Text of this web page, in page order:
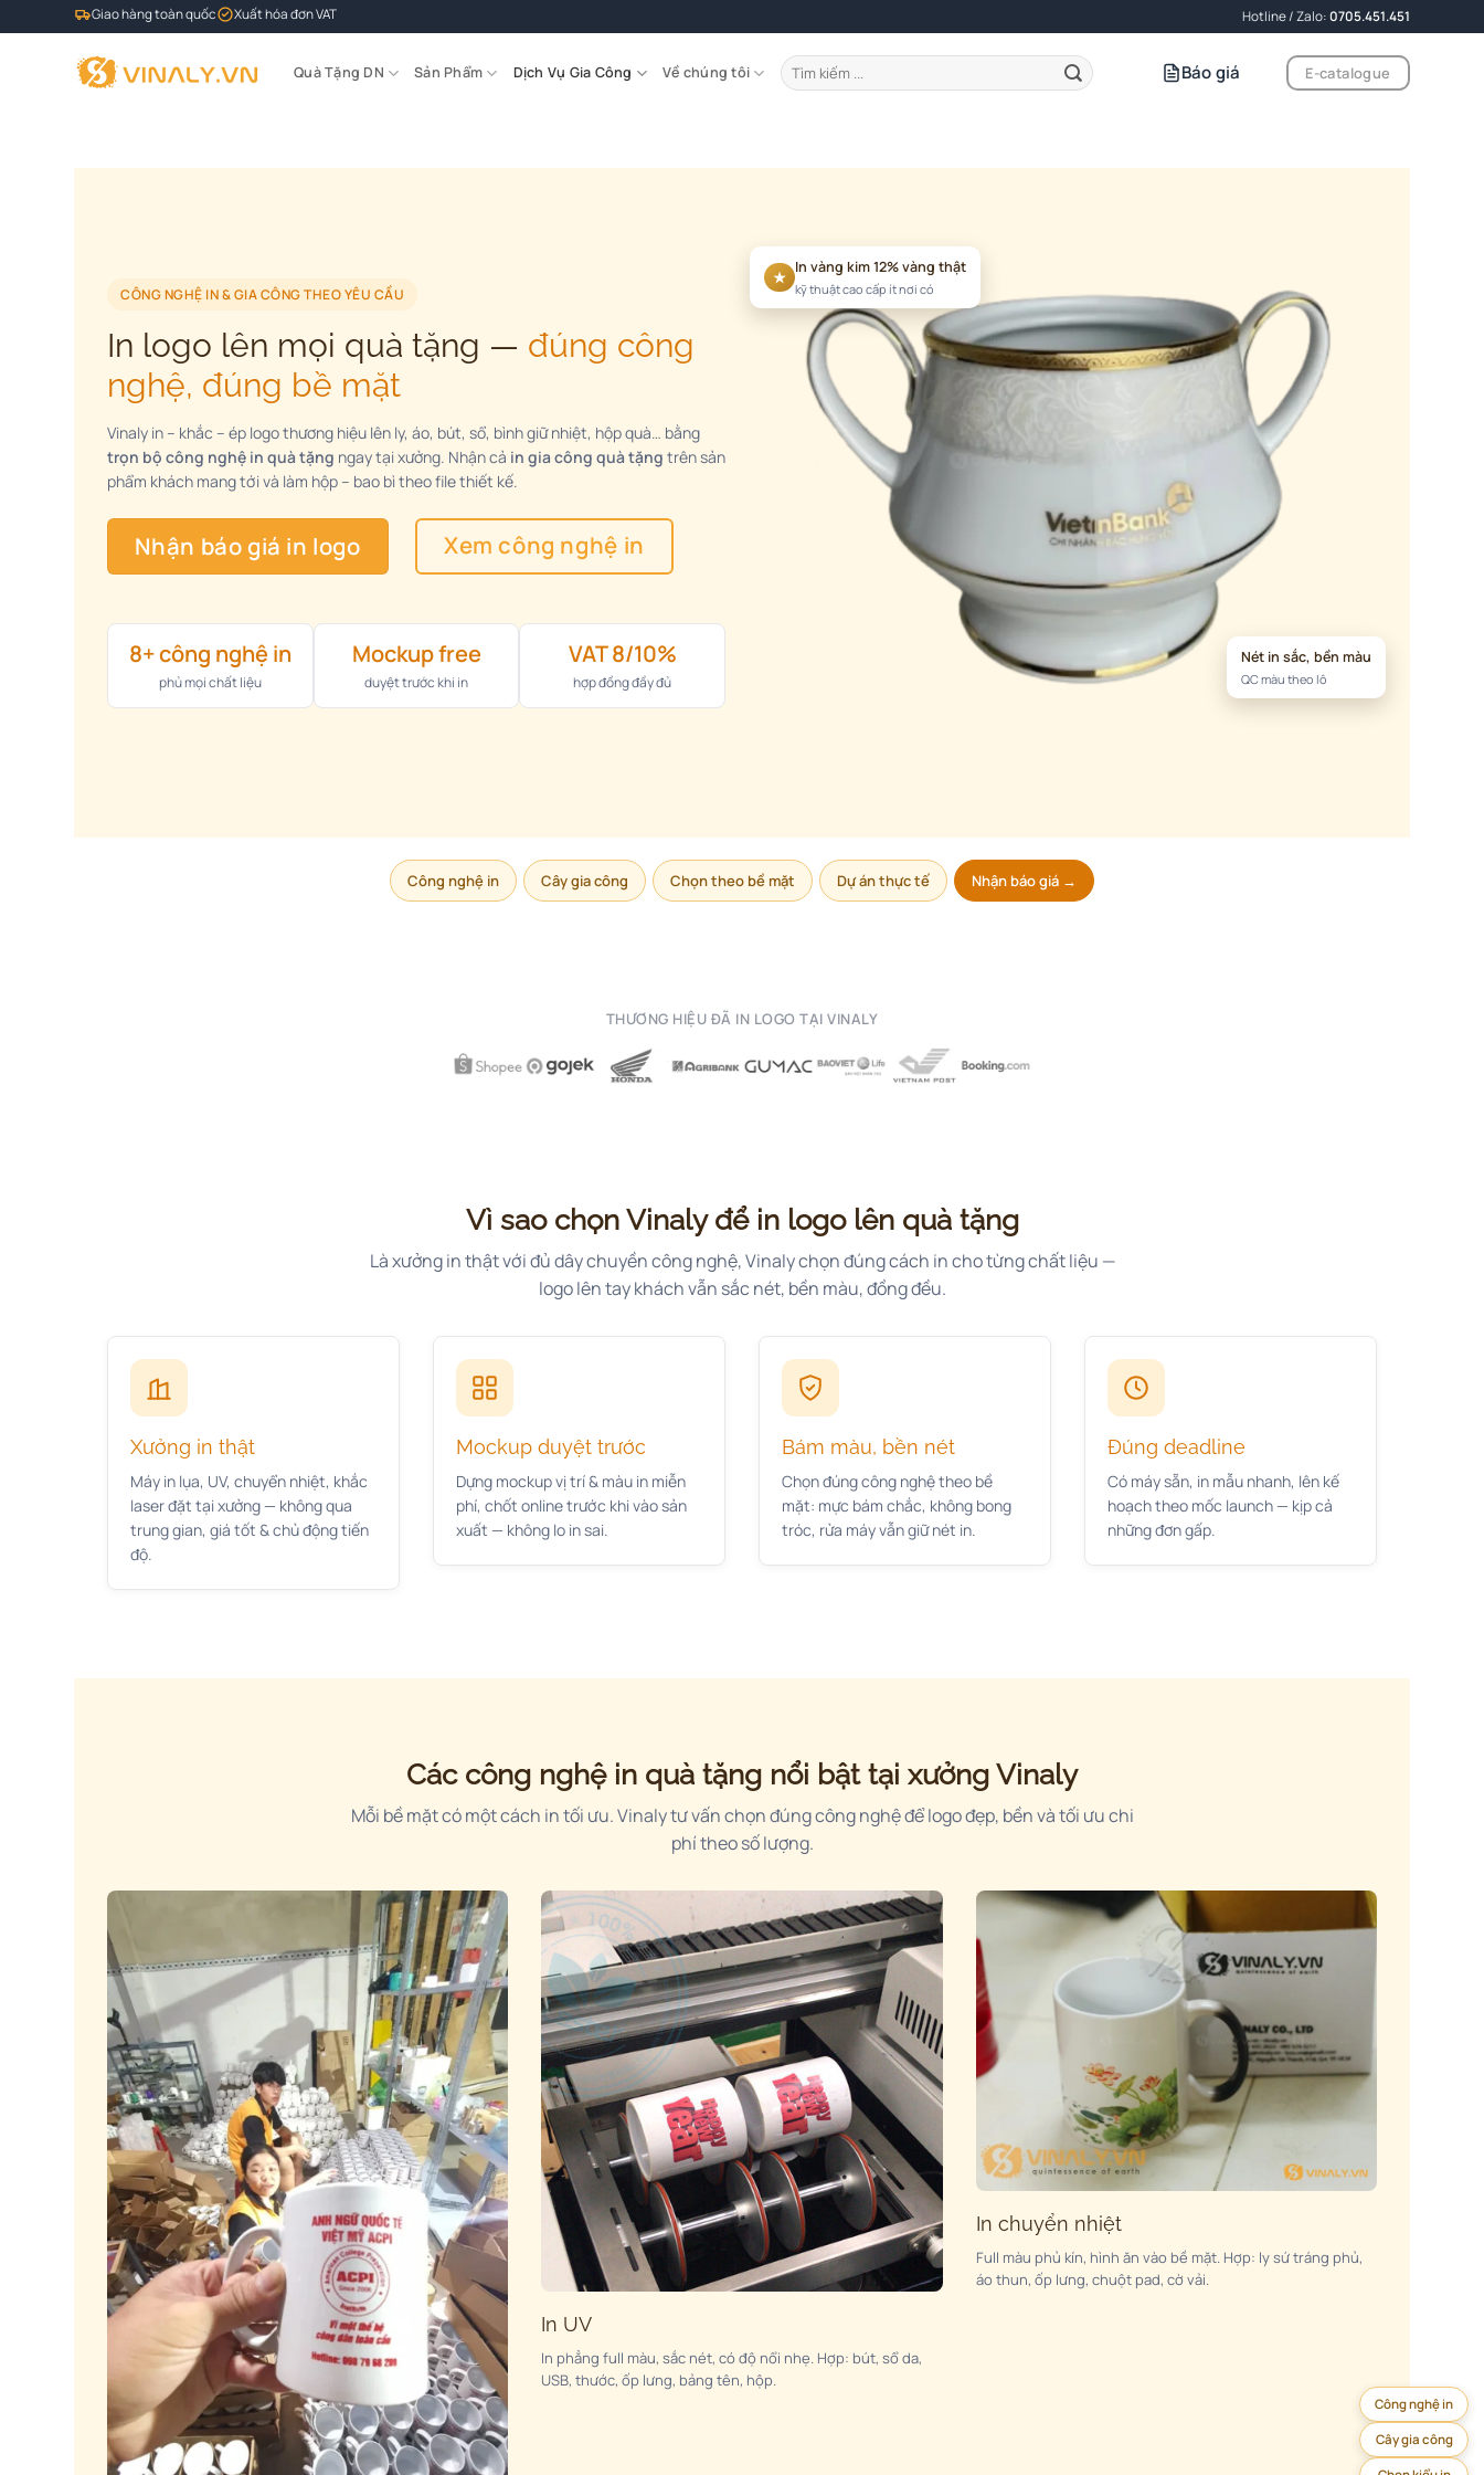
qua
Giao hàng toàn quốc Xuất hóa đơn VAT Hotline / Zalo:0705.451.451
Quà Tặng DN Sản Phẩm Dịch Vụ Gia Công Về chúng tôi
Tìm
kiếm:
Báo giá E-catalogue
CÔNG NGHỆ IN & GIA CÔNG THEO YÊU CẦU
In logo lên mọi quà tặng — đúng công
nghệ, đúng bề mặt
Vinaly in – khắc – ép logo thương hiệu lên ly, áo, bút, sổ, bình giữ nhiệt, hộp quà… bằng
trọn bộ công nghệ in quà tặng ngay tại xưởng. Nhận cả in gia công quà tặng trên sản
phẩm khách mang tới và làm hộp – bao bì theo file thiết kế.
Nhận báo giá in logo Xem công nghệ in
8+ công nghệ in
phủ mọi chất liệu
Mockup free
duyệt trước khi in
VAT 8/10%
hợp đồng đầy đủ
★
In vàng kim 12% vàng thật
kỹ thuật cao cấp ít nơi có
Nét in sắc, bền màu
QC màu theo lô
Công nghệ in Cây gia công Chọn theo bề mặt Dự án thực tế Nhận báo giá →
THƯƠNG HIỆU ĐÃ IN LOGO TẠI VINALY
Vì sao chọn Vinaly để in logo lên quà tặng
Là xưởng in thật với đủ dây chuyền công nghệ, Vinaly chọn đúng cách in cho từng chất liệu —
logo lên tay khách vẫn sắc nét, bền màu, đồng đều.
Xưởng in thật
Máy in lụa, UV, chuyển nhiệt, khắc
laser đặt tại xưởng — không qua
trung gian, giá tốt & chủ động tiến
độ.
Mockup duyệt trước
Dựng mockup vị trí & màu in miễn
phí, chốt online trước khi vào sản
xuất — không lo in sai.
Bám màu, bền nét
Chọn đúng công nghệ theo bề
mặt: mực bám chắc, không bong
tróc, rửa máy vẫn giữ nét in.
Đúng deadline
Có máy sẵn, in mẫu nhanh, lên kế
hoạch theo mốc launch — kịp cả
những đơn gấp.
Các công nghệ in quà tặng nổi bật tại xưởng Vinaly
Mỗi bề mặt có một cách in tối ưu. Vinaly tư vấn chọn đúng công nghệ để logo đẹp, bền và tối ưu chi
phí theo số lượng.
In UV
In phẳng full màu, sắc nét, có độ nổi nhẹ. Hợp: bút, sổ da,
USB, thước, ốp lưng, bảng tên, hộp.
In chuyển nhiệt
Full màu phủ kín, hình ăn vào bề mặt. Hợp: ly sứ tráng phủ,
áo thun, ốp lưng, chuột pad, cờ vải.
Công nghệ in
Cây gia công